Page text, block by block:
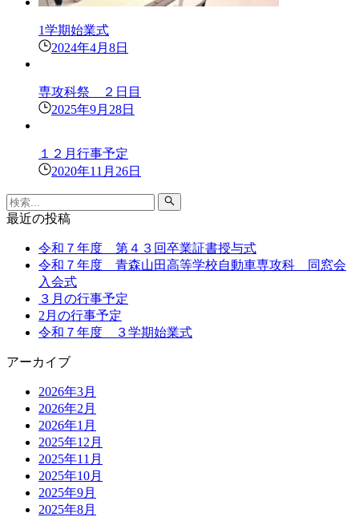
1学期始業式
2024年4月8日
専攻科祭 ２日目
2025年9月28日
１２月行事予定
2020年11月26日
最近の投稿
令和７年度 第４３回卒業証書授与式
令和７年度 青森山田高等学校自動車専攻科 同窓会
入会式
３月の行事予定
2月の行事予定
令和７年度 ３学期始業式
アーカイブ
2026年3月
2026年2月
2026年1月
2025年12月
2025年11月
2025年10月
2025年9月
2025年8月